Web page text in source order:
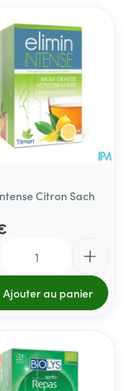
Citron Sach
Ajouter au panier